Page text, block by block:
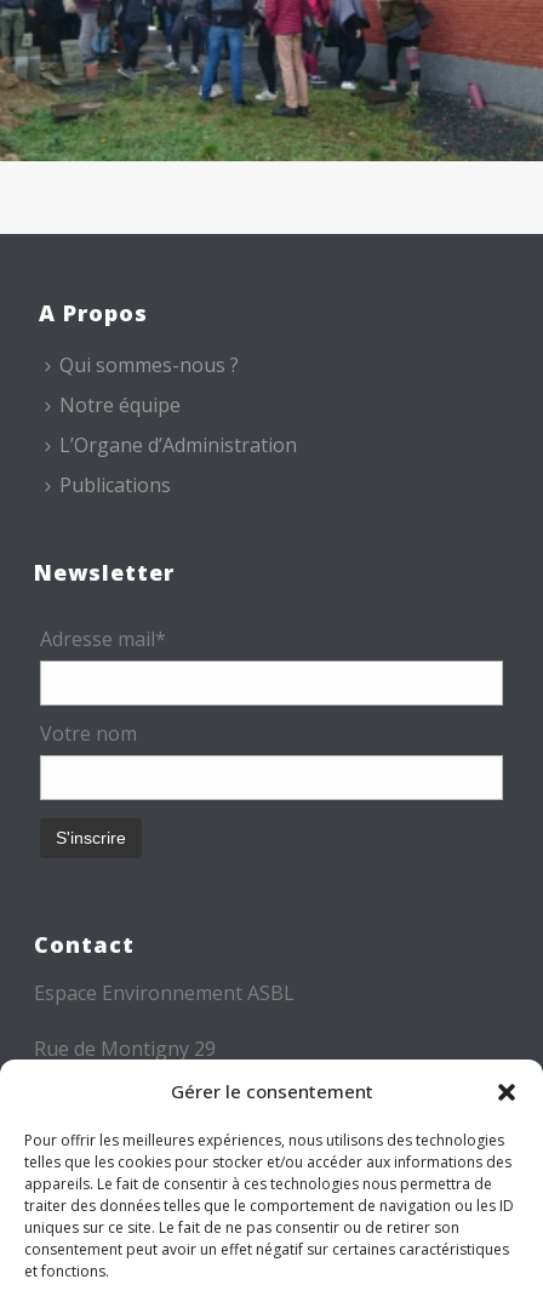
Gérer le consentement
Pour offrir les meilleures expériences, nous utilisons des technologies
telles que les cookies pour stocker et/ou accéder aux informations des
appareils. Le fait de consentir à ces technologies nous permettra de
traiter des données telles que le comportement de navigation ou les ID
uniques sur ce site. Le fait de ne pas consentir ou de retirer son
consentement peut avoir un effet négatif sur certaines caractéristiques
et fonctions.
A Propos
Qui sommes-nous ?
Notre équipe
L’Organe d’Administration
Publications
Newsletter
Adresse mail*
Votre nom
Contact
Espace Environnement ASBL
Rue de Montigny 29
6000 CHARLEROI
Tél: +32 71 300 300
Mail: info@espace-environnement.be
TVA BE 0416.116.340